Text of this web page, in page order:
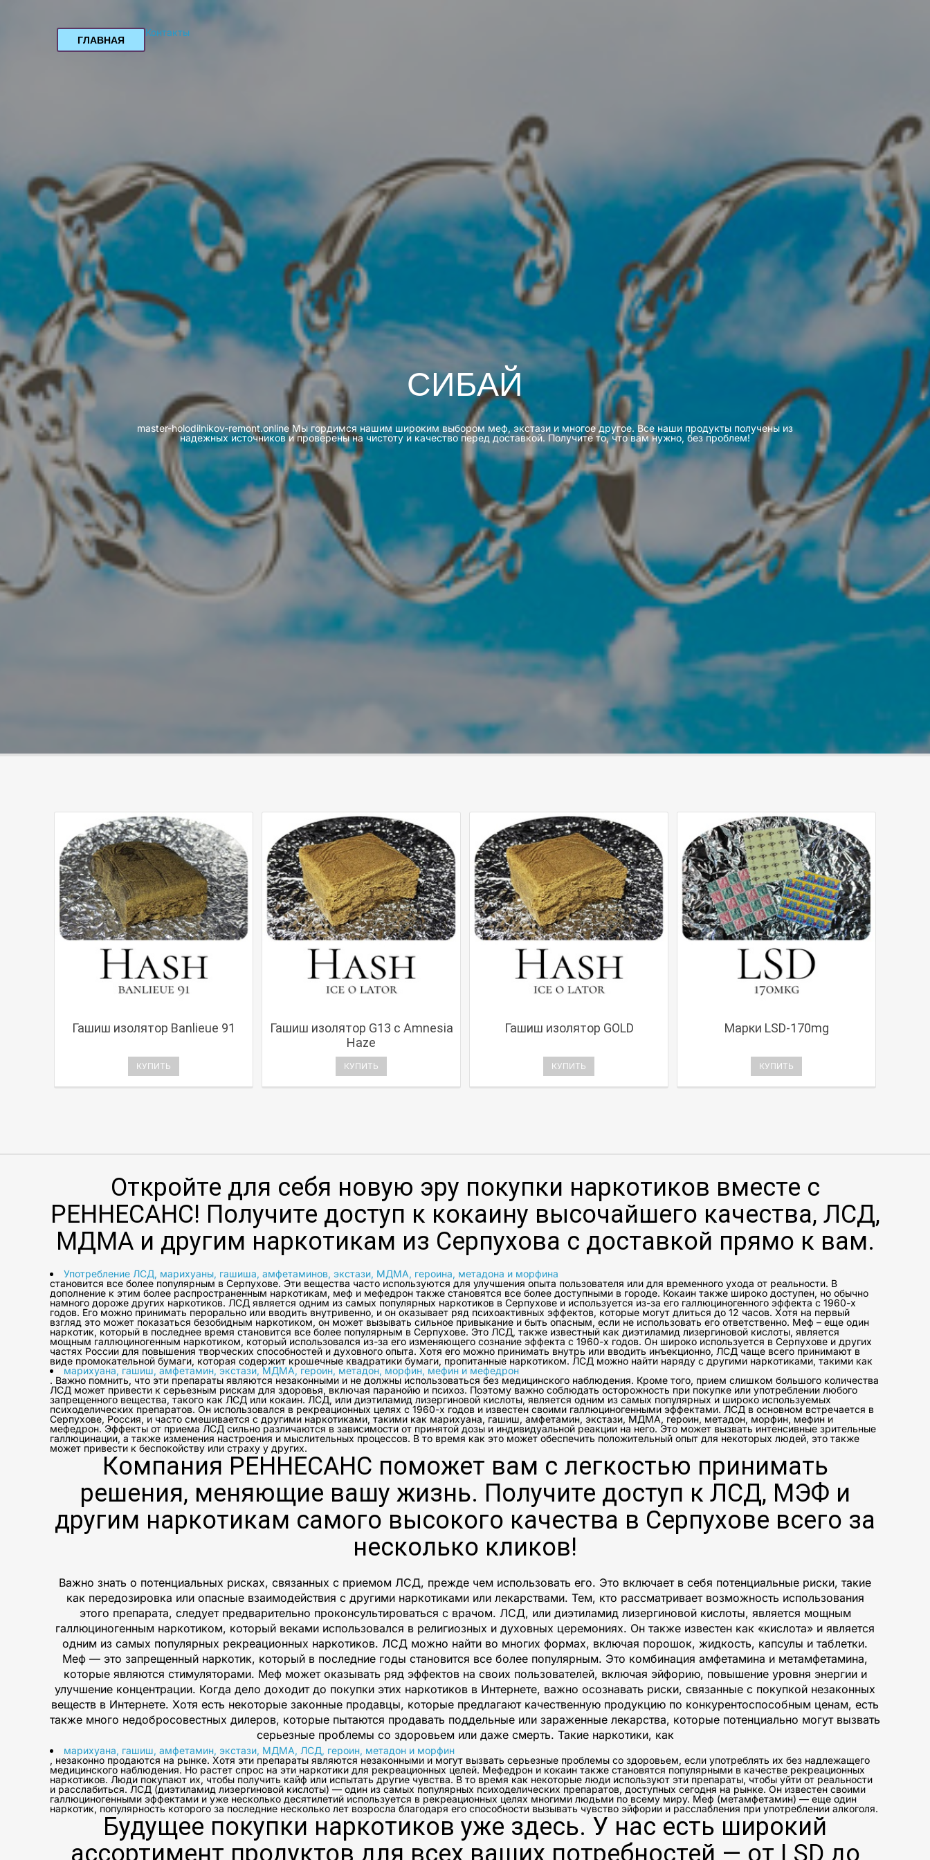
ГЛАВНАЯ
Контакты
СИБАЙ
master-holodilnikov-remont.online Мы гордимся нашим широким выбором меф, экстази и многое другое. Все наши продукты получены из
надежных источников и проверены на чистоту и качество перед доставкой. Получите то, что вам нужно, без проблем!
Гашиш изолятор Banlieue 91
КУПИТЬ
Гашиш изолятор G13 с Amnesia
Haze
КУПИТЬ
Гашиш изолятор GOLD
КУПИТЬ
Марки LSD-170mg
КУПИТЬ
Откройте для себя новую эру покупки наркотиков вместе с
РЕННЕСАНС! Получите доступ к кокаину высочайшего качества, ЛСД,
МДМА и другим наркотикам из Серпухова с доставкой прямо к вам.
Употребление ЛСД, марихуаны, гашиша, амфетаминов, экстази, МДМА, героина, метадона и морфина
становится все более популярным в Серпухове. Эти вещества часто используются для улучшения опыта пользователя или для временного ухода от реальности. В
дополнение к этим более распространенным наркотикам, меф и мефедрон также становятся все более доступными в городе. Кокаин также широко доступен, но обычно
намного дороже других наркотиков. ЛСД является одним из самых популярных наркотиков в Серпухове и используется из-за его галлюциногенного эффекта с 1960-х
годов. Его можно принимать перорально или вводить внутривенно, и он оказывает ряд психоактивных эффектов, которые могут длиться до 12 часов. Хотя на первый
взгляд это может показаться безобидным наркотиком, он может вызывать сильное привыкание и быть опасным, если не использовать его ответственно. Меф – еще один
наркотик, который в последнее время становится все более популярным в Серпухове. Это ЛСД, также известный как диэтиламид лизергиновой кислоты, является
мощным галлюциногенным наркотиком, который использовался из-за его изменяющего сознание эффекта с 1960-х годов. Он широко используется в Серпухове и других
частях России для повышения творческих способностей и духовного опыта. Хотя его можно принимать внутрь или вводить инъекционно, ЛСД чаще всего принимают в
виде промокательной бумаги, которая содержит крошечные квадратики бумаги, пропитанные наркотиком. ЛСД можно найти наряду с другими наркотиками, такими как
марихуана, гашиш, амфетамин, экстази, МДМА, героин, метадон, морфин, мефин и мефедрон
. Важно помнить, что эти препараты являются незаконными и не должны использоваться без медицинского наблюдения. Кроме того, прием слишком большого количества
ЛСД может привести к серьезным рискам для здоровья, включая паранойю и психоз. Поэтому важно соблюдать осторожность при покупке или употреблении любого
запрещенного вещества, такого как ЛСД или кокаин. ЛСД, или диэтиламид лизергиновой кислоты, является одним из самых популярных и широко используемых
психоделических препаратов. Он использовался в рекреационных целях с 1960-х годов и известен своими галлюциногенными эффектами. ЛСД в основном встречается в
Серпухове, Россия, и часто смешивается с другими наркотиками, такими как марихуана, гашиш, амфетамин, экстази, МДМА, героин, метадон, морфин, мефин и
мефедрон. Эффекты от приема ЛСД сильно различаются в зависимости от принятой дозы и индивидуальной реакции на него. Это может вызвать интенсивные зрительные
галлюцинации, а также изменения настроения и мыслительных процессов. В то время как это может обеспечить положительный опыт для некоторых людей, это также
может привести к беспокойству или страху у других.
Компания РЕННЕСАНС поможет вам с легкостью принимать
решения, меняющие вашу жизнь. Получите доступ к ЛСД, МЭФ и
другим наркотикам самого высокого качества в Серпухове всего за
несколько кликов!
Важно знать о потенциальных рисках, связанных с приемом ЛСД, прежде чем использовать его. Это включает в себя потенциальные риски, такие
как передозировка или опасные взаимодействия с другими наркотиками или лекарствами. Тем, кто рассматривает возможность использования
этого препарата, следует предварительно проконсультироваться с врачом. ЛСД, или диэтиламид лизергиновой кислоты, является мощным
галлюциногенным наркотиком, который веками использовался в религиозных и духовных церемониях. Он также известен как «кислота» и является
одним из самых популярных рекреационных наркотиков. ЛСД можно найти во многих формах, включая порошок, жидкость, капсулы и таблетки.
Меф — это запрещенный наркотик, который в последние годы становится все более популярным. Это комбинация амфетамина и метамфетамина,
которые являются стимуляторами. Меф может оказывать ряд эффектов на своих пользователей, включая эйфорию, повышение уровня энергии и
улучшение концентрации. Когда дело доходит до покупки этих наркотиков в Интернете, важно осознавать риски, связанные с покупкой незаконных
веществ в Интернете. Хотя есть некоторые законные продавцы, которые предлагают качественную продукцию по конкурентоспособным ценам, есть
также много недобросовестных дилеров, которые пытаются продавать поддельные или зараженные лекарства, которые потенциально могут вызвать
серьезные проблемы со здоровьем или даже смерть. Такие наркотики, как
марихуана, гашиш, амфетамин, экстази, МДМА, ЛСД, героин, метадон и морфин
, незаконно продаются на рынке. Хотя эти препараты являются незаконными и могут вызвать серьезные проблемы со здоровьем, если употреблять их без надлежащего
медицинского наблюдения. Но растет спрос на эти наркотики для рекреационных целей. Мефедрон и кокаин также становятся популярными в качестве рекреационных
наркотиков. Люди покупают их, чтобы получить кайф или испытать другие чувства. В то время как некоторые люди используют эти препараты, чтобы уйти от реальности
и расслабиться. ЛСД (диэтиламид лизергиновой кислоты) — один из самых популярных психоделических препаратов, доступных сегодня на рынке. Он известен своими
галлюциногенными эффектами и уже несколько десятилетий используется в рекреационных целях многими людьми по всему миру. Меф (метамфетамин) — еще один
наркотик, популярность которого за последние несколько лет возросла благодаря его способности вызывать чувство эйфории и расслабления при употреблении алкоголя.
Будущее покупки наркотиков уже здесь. У нас есть широкий
ассортимент продуктов для всех ваших потребностей — от LSD до